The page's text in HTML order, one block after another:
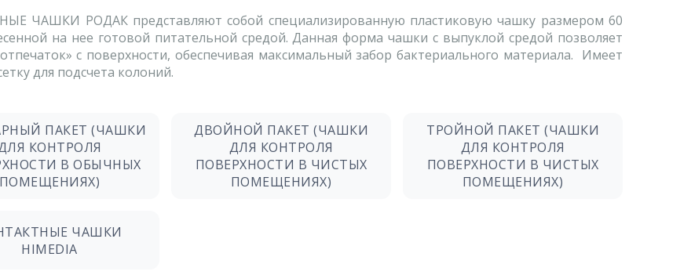
ЧАШКИ РОДАК представляют собой специализированную пластиковую чашку размером 60
на нее готовой питательной средой. Данная форма чашки с выпуклой средой позволяет
с поверхности, обеспечивая максимальный забор бактериального материала. Имеет
для подсчета колоний.
ПАКЕТ (ЧАШКИ
КОНТРОЛЯ
В ОБЫЧНЫХ
ПОМЕЩЕНИЯХ)
ДВОЙНОЙ ПАКЕТ (ЧАШКИ
ДЛЯ КОНТРОЛЯ
ПОВЕРХНОСТИ В ЧИСТЫХ
ПОМЕЩЕНИЯХ)
ТРОЙНОЙ ПАКЕТ (ЧАШКИ
ДЛЯ КОНТРОЛЯ
ПОВЕРХНОСТИ В ЧИСТЫХ
ПОМЕЩЕНИЯХ)
ЧАШКИ
HIMEDIA